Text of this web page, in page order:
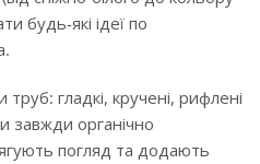
будь-які ідеї по
гладкі, кручені, рифлені
завжди органічно
погляд та додають